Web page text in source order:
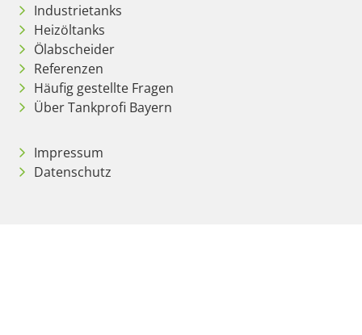
Industrietanks
Heizöltanks
Ölabscheider
Referenzen
Häufig gestellte Fragen
Über Tankprofi Bayern
Impressum
Datenschutz